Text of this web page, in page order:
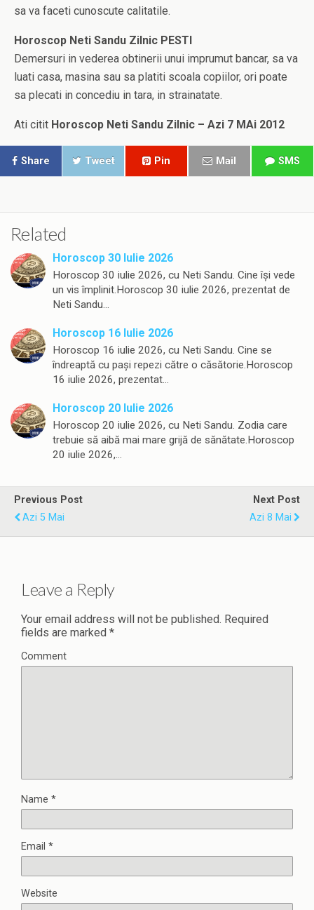
sa va faceti cunoscute calitatile.
Horoscop Neti Sandu Zilnic PESTI
Demersuri in vederea obtinerii unui imprumut bancar, sa va
luati casa, masina sau sa platiti scoala copiilor, ori poate
sa plecati in concediu in tara, in strainatate.
Ati citit Horoscop Neti Sandu Zilnic – Azi 7 MAi 2012
Share Tweet Pin Mail SMS
Related
Horoscop 30 Iulie 2026
Horoscop 30 iulie 2026, cu Neti Sandu. Cine își vede
un vis împlinit.Horoscop 30 iulie 2026, prezentat de
Neti Sandu…
Horoscop 16 Iulie 2026
Horoscop 16 iulie 2026, cu Neti Sandu. Cine se
îndreaptă cu pași repezi către o căsătorie.Horoscop
16 iulie 2026, prezentat…
Horoscop 20 Iulie 2026
Horoscop 20 iulie 2026, cu Neti Sandu. Zodia care
trebuie să aibă mai mare grijă de sănătate.Horoscop
20 iulie 2026,…
Previous Post
Azi 5 Mai
Next Post
Azi 8 Mai
Leave a Reply
Your email address will not be published. Required
fields are marked *
Comment
Name *
Email *
Website